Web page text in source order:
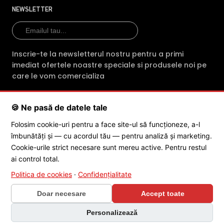
profesionalism fiecare comanda. Indiferent
de produsul achizitionat, clientii primesc din
partea magazinului online intre 2 si 3 ani
E-Camere.ro ofera si consultanta tehnica
echipamentelor cumparate
Echipa de profesionisti ai magazinului E-
camere.ro asigura in sprijinul cetatenilor
servicii dedicate dezvoltarii si comercializarii
de camere de supraveghere profesionale,
adresandu-se in special directorilor de
companii si antreprenorilor, dar si institutiilor
de stat, care urmaresc buna conduita
NEWSLETTER
Inscrie-te la newsletterul nostru pentru a primi
imediat ofertele noastre speciale si produsele noi pe
care le vom comercializa
SC POLITES ONLINE SRL· CUI: RO34846331· Reg. Com.:
J2015001227161
· Capital social: 200 RON · Sediu: Str. Petrache
Poenaru, Nr. 1, Craiova, Jud. Dolj ·Contactează-ne·Service produs
© 2026 SC POLITES ONLINE SRL
🍪 Ne pasă de datele tale
Folosim cookie-uri pentru a face site-ul să funcționeze, a-l
îmbunătăți și — cu acordul tău — pentru analiză și marketing.
Cookie-urile strict necesare sunt mereu active. Pentru restul
ai control total.
Politica de cookies · Confidențialitate
Doar necesare
Personalizează
Accept toate